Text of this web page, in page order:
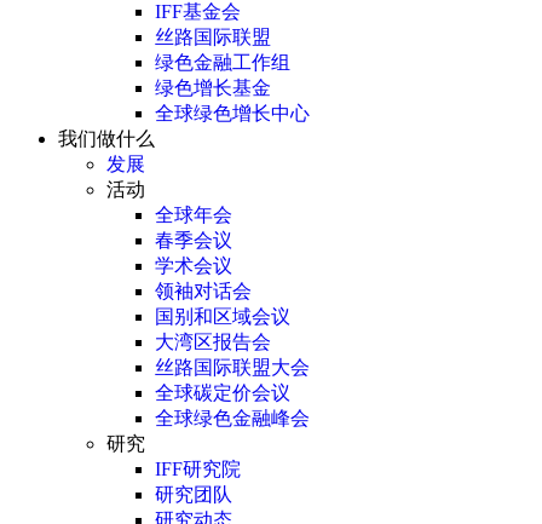
IFF基金会
丝路国际联盟
绿色金融工作组
绿色增长基金
全球绿色增长中心
我们做什么
发展
活动
全球年会
春季会议
学术会议
领袖对话会
国别和区域会议
大湾区报告会
丝路国际联盟大会
全球碳定价会议
全球绿色金融峰会
研究
IFF研究院
研究团队
研究动态